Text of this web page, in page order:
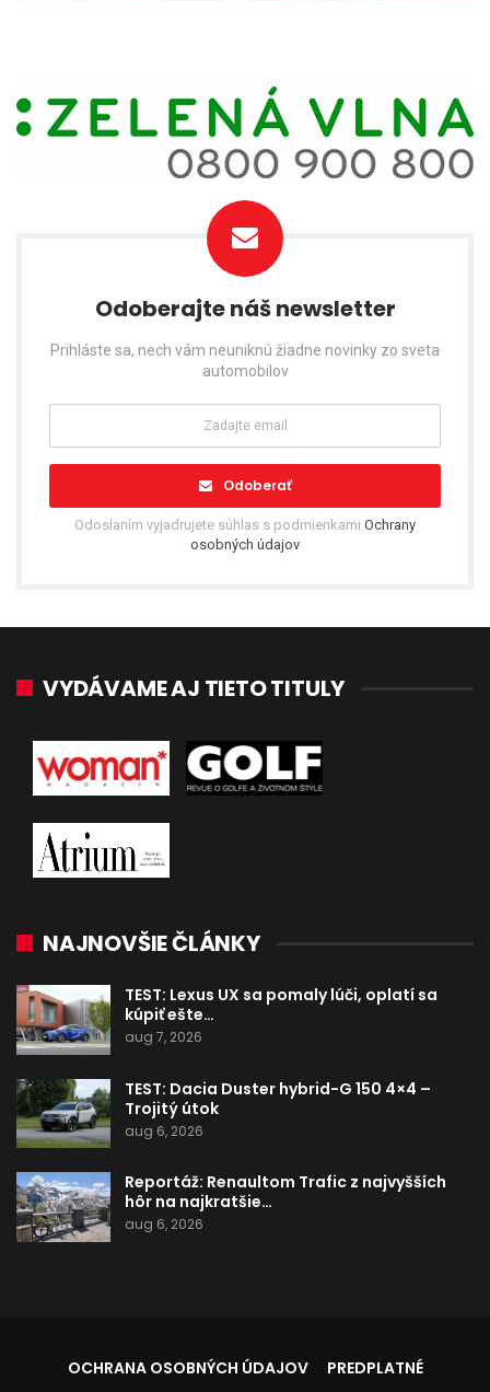
Odoberajte náš newsletter
Prihláste sa, nech vám neuniknú žiadne novinky zo sveta
automobilov
Odoberať
Odoslaním vyjadrujete súhlas s podmienkami Ochrany
osobných údajov
VYDÁVAME AJ TIETO TITULY
NAJNOVŠIE ČLÁNKY
TEST: Lexus UX sa pomaly lúči, oplatí sa
kúpiť ešte…
aug 7, 2026
TEST: Dacia Duster hybrid-G 150 4×4 –
Trojitý útok
aug 6, 2026
Reportáž: Renaultom Trafic z najvyšších
hôr na najkratšie…
aug 6, 2026
OCHRANA OSOBNÝCH ÚDAJOV
PREDPLATNÉ